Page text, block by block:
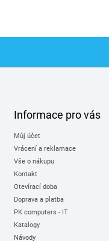
Informace pro vás
Můj účet
Vrácení a reklamace
Vše o nákupu
Kontakt
Otevírací doba
Doprava a platba
PK computers - IT
Katalogy
Návody